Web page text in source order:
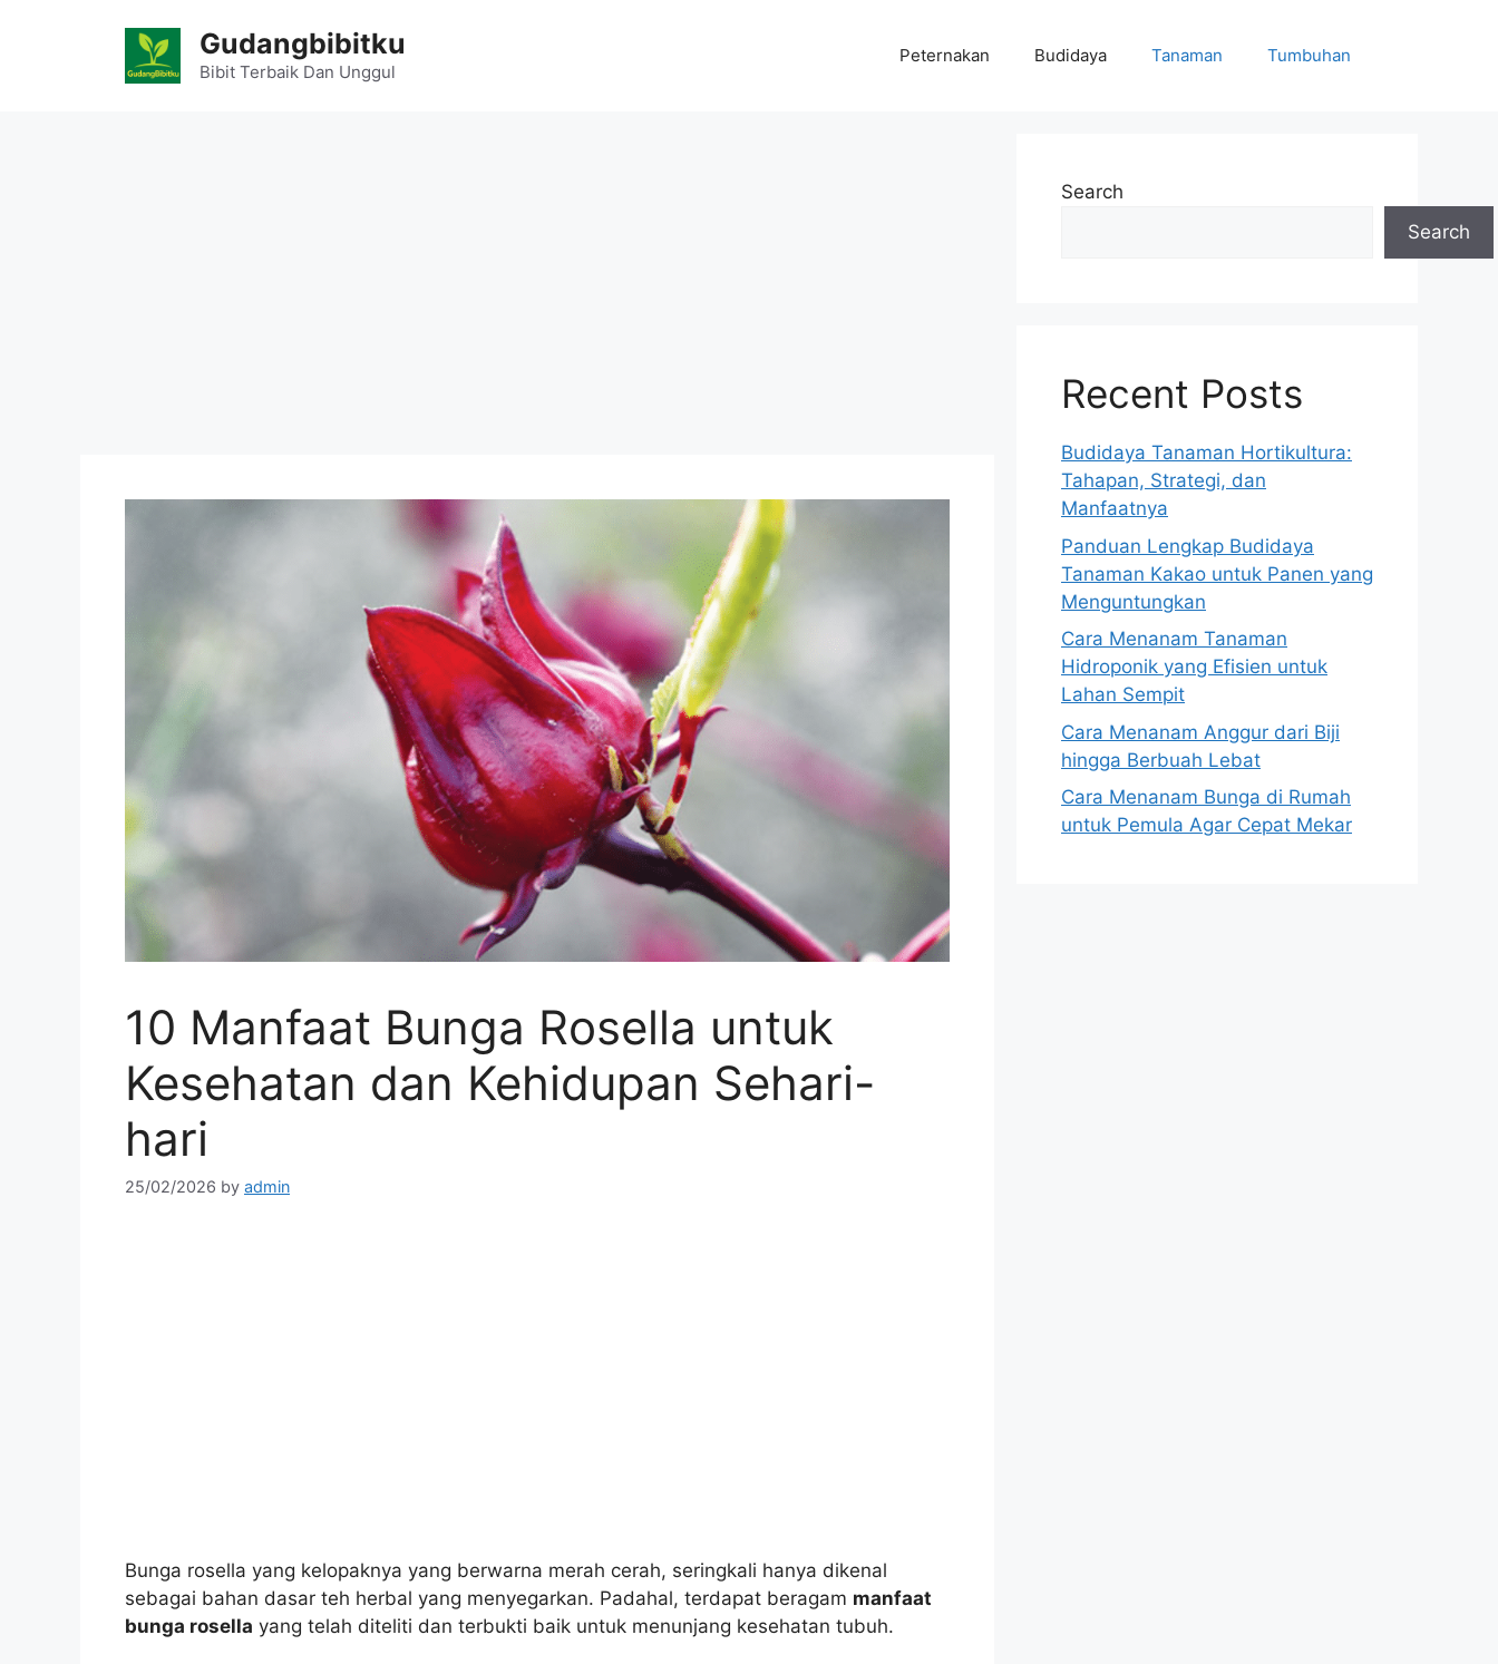
Gudangbibitku
Bibit Terbaik Dan Unggul
Peternakan Budidaya Tanaman Tumbuhan
10 Manfaat Bunga Rosella untuk
Kesehatan dan Kehidupan Sehari-
hari
25/02/2026 by admin
Bunga rosella yang kelopaknya yang berwarna merah cerah, seringkali hanya dikenal
sebagai bahan dasar teh herbal yang menyegarkan. Padahal, terdapat beragam manfaat
bunga rosella yang telah diteliti dan terbukti baik untuk menunjang kesehatan tubuh.
Search
Search
Recent Posts
Budidaya Tanaman Hortikultura:
Tahapan, Strategi, dan
Manfaatnya
Panduan Lengkap Budidaya
Tanaman Kakao untuk Panen yang
Menguntungkan
Cara Menanam Tanaman
Hidroponik yang Efisien untuk
Lahan Sempit
Cara Menanam Anggur dari Biji
hingga Berbuah Lebat
Cara Menanam Bunga di Rumah
untuk Pemula Agar Cepat Mekar